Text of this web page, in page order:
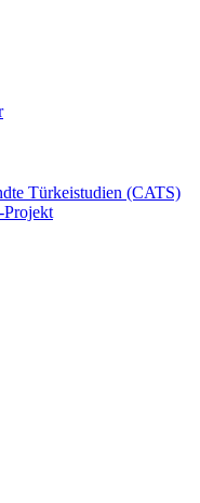
Türkeistudien (CATS)
Projekt